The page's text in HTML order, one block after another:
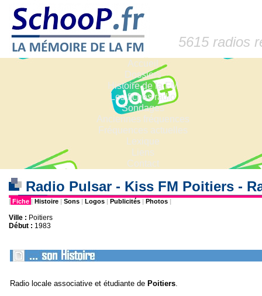
5615 radios
Accueil
Dossiers
Histoire de la FM
Les fiches radio
Sondages
Anciennes fréquences
Fréquences actuelles
Lexique
Liens
Contact
Radio Pulsar - Kiss FM Poitiers -
| Fiche | Histoire | Sons | Logos | Publicités | Photos |
Ville : Poitiers
Début : 1983
Radio locale associative et étudiante de Poitiers.